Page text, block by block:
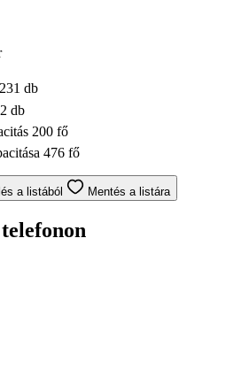
231 db
2 db
200 fő
476 fő
a listából Mentés a listára